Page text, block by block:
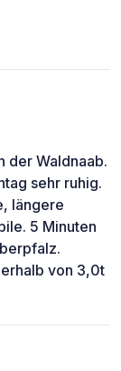
der Waldnaab.
sehr ruhig.
längere
5 Minuten
von 3,0t